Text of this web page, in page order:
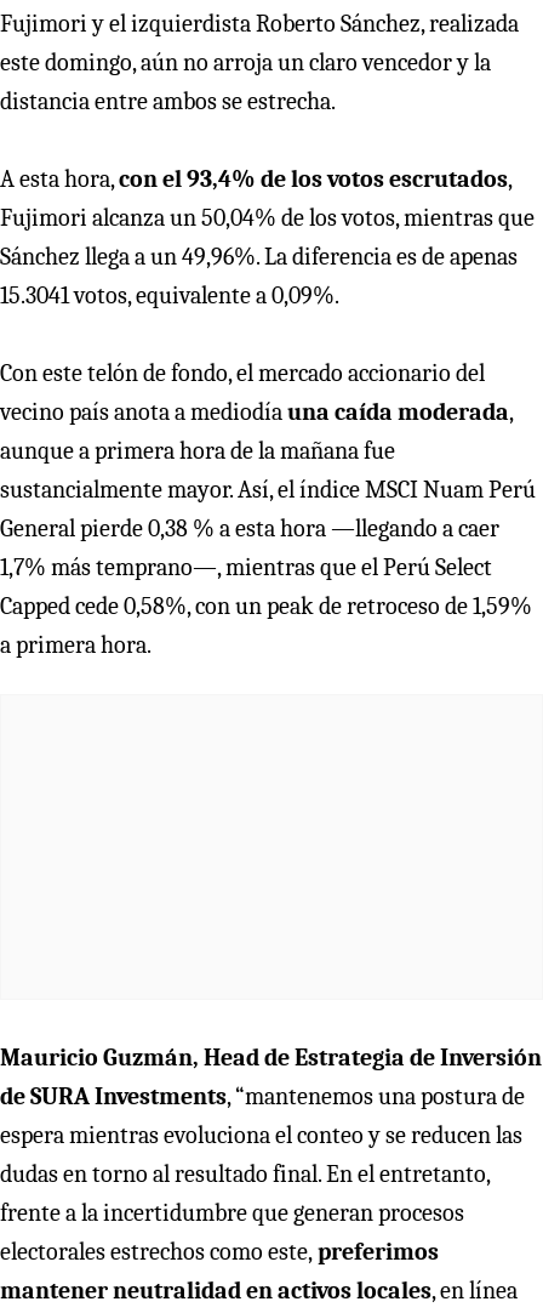
Fujimori y el izquierdista Roberto Sánchez, realizada
este domingo, aún no arroja un claro vencedor y la
distancia entre ambos se estrecha.
A esta hora,con el 93,4% de los votos escrutados,
Fujimori alcanza un 50,04% de los votos, mientras que
Sánchez llega a un 49,96%. La diferencia es de apenas
15.3041 votos, equivalente a 0,09%.
Con este telón de fondo, el mercado accionario del
vecino país anota a mediodíauna caída moderada,
aunque a primera hora de la mañana fue
sustancialmente mayor. Así, el índice MSCI Nuam Perú
General pierde 0,38 % a esta hora —llegando a caer
1,7% más temprano—, mientras que el Perú Select
Capped cede 0,58%, con un peak de retroceso de 1,59%
a primera hora.
Mauricio Guzmán, Head de Estrategia de Inversión
de SURA Investments, “mantenemos una postura de
espera mientras evoluciona el conteo y se reducen las
dudas en torno al resultado final. En el entretanto,
frente a la incertidumbre que generan procesos
electorales estrechos como este,preferimos
mantener neutralidad en activos locales, en línea